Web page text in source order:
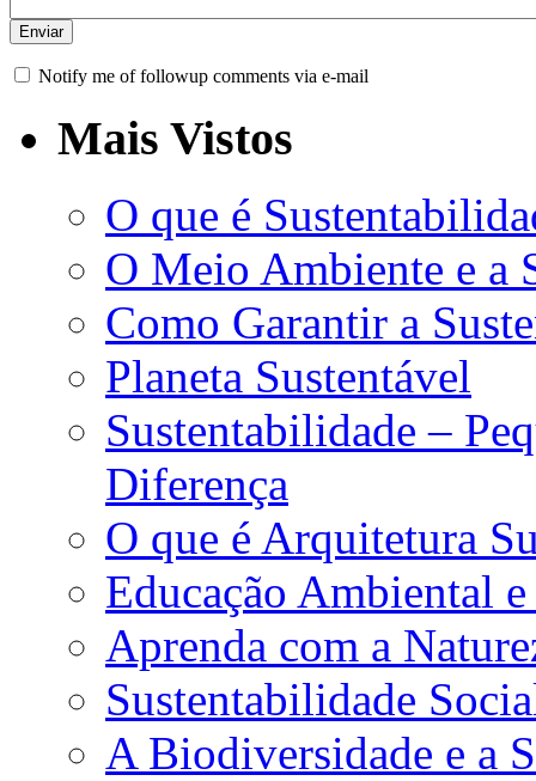
Notify me of followup comments via e-mail
Mais Vistos
O que é
O Meio Ambiente e a
Como Garantir a
Planeta Sustentável
Sustentabilidade –
Diferença
O que é Arquitetura
Educação Ambiental
Aprenda com a
Sustentabilidade
A Biodiversidade e a